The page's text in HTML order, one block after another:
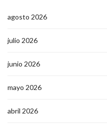
agosto 2026
julio 2026
junio 2026
mayo 2026
abril 2026